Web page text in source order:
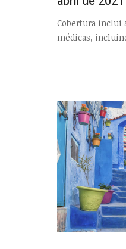
Cobertura inclui
médicas,